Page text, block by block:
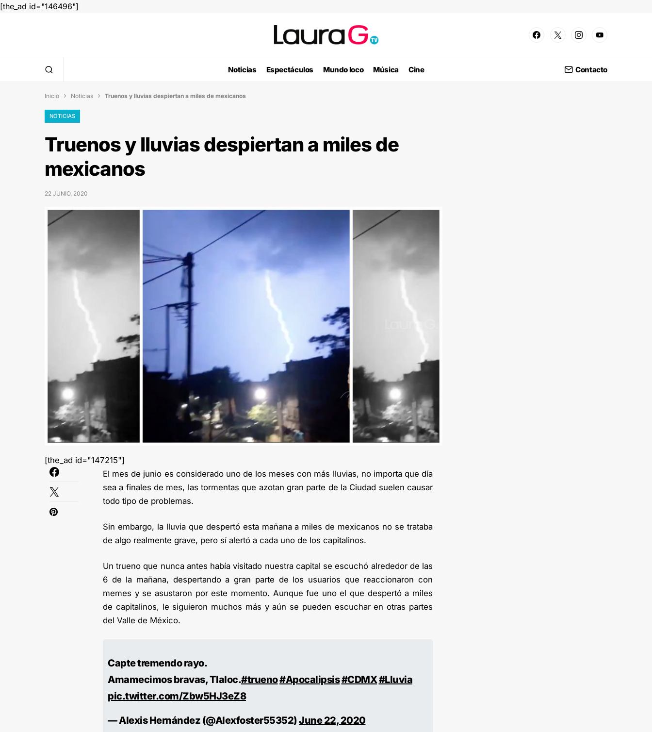
[the_ad id="146496"]
Noticias Espectáculos Mundo loco Música Cine Contacto
Inicio  Noticias  Truenos y lluvias despiertan a miles de mexicanos
NOTICIAS
Truenos y lluvias despiertan a miles de
mexicanos
22 JUNIO, 2020
[the_ad id="147215"]
El mes de junio es considerado uno de los meses con más lluvias, no importa que día
sea a finales de mes, las tormentas que azotan gran parte de la Ciudad suelen causar
todo tipo de problemas.
Sin embargo, la lluvia que despertó esta mañana a miles de mexicanos no se trataba
de algo realmente grave, pero sí alertó a cada uno de los capitalinos.
Un trueno que nunca antes había visitado nuestra capital se escuchó alrededor de las
6 de la mañana, despertando a gran parte de los usuarios que reaccionaron con
memes y se asustaron por este momento. Aunque fue uno el que despertó a miles
de capitalinos, le siguieron muchos más y aún se pueden escuchar en otras partes
del Valle de México.
Capte tremendo rayo.
Amamecimos bravas, Tlaloc.#trueno#Apocalipsis#CDMX#Lluvia
pic.twitter.com/Zbw5HJ3eZ8
— Alexis Hernández (@Alexfoster55352)June 22, 2020